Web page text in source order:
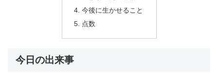
今後に生かせること
点数
今日の出来事